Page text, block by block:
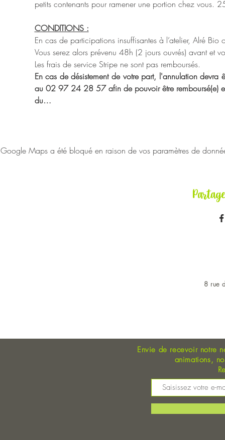
petits contenants pour ramener une portion chez vous.
CONDITIONS :
En cas de participations insuffisantes à l’atelier, Alré
Vous serez alors prévenu 48h (2 jours ouvrés) avant et
Les frais de service Stripe ne sont pas remboursés.
En cas de désistement de votre part, l'annulation
au 02 97 24 28 57 afin de pouvoir être remboursé(e)
du…
Google Maps a été bloqué en raison de vos paramètres de
8 rue
Envie de recevoir notre
animations,